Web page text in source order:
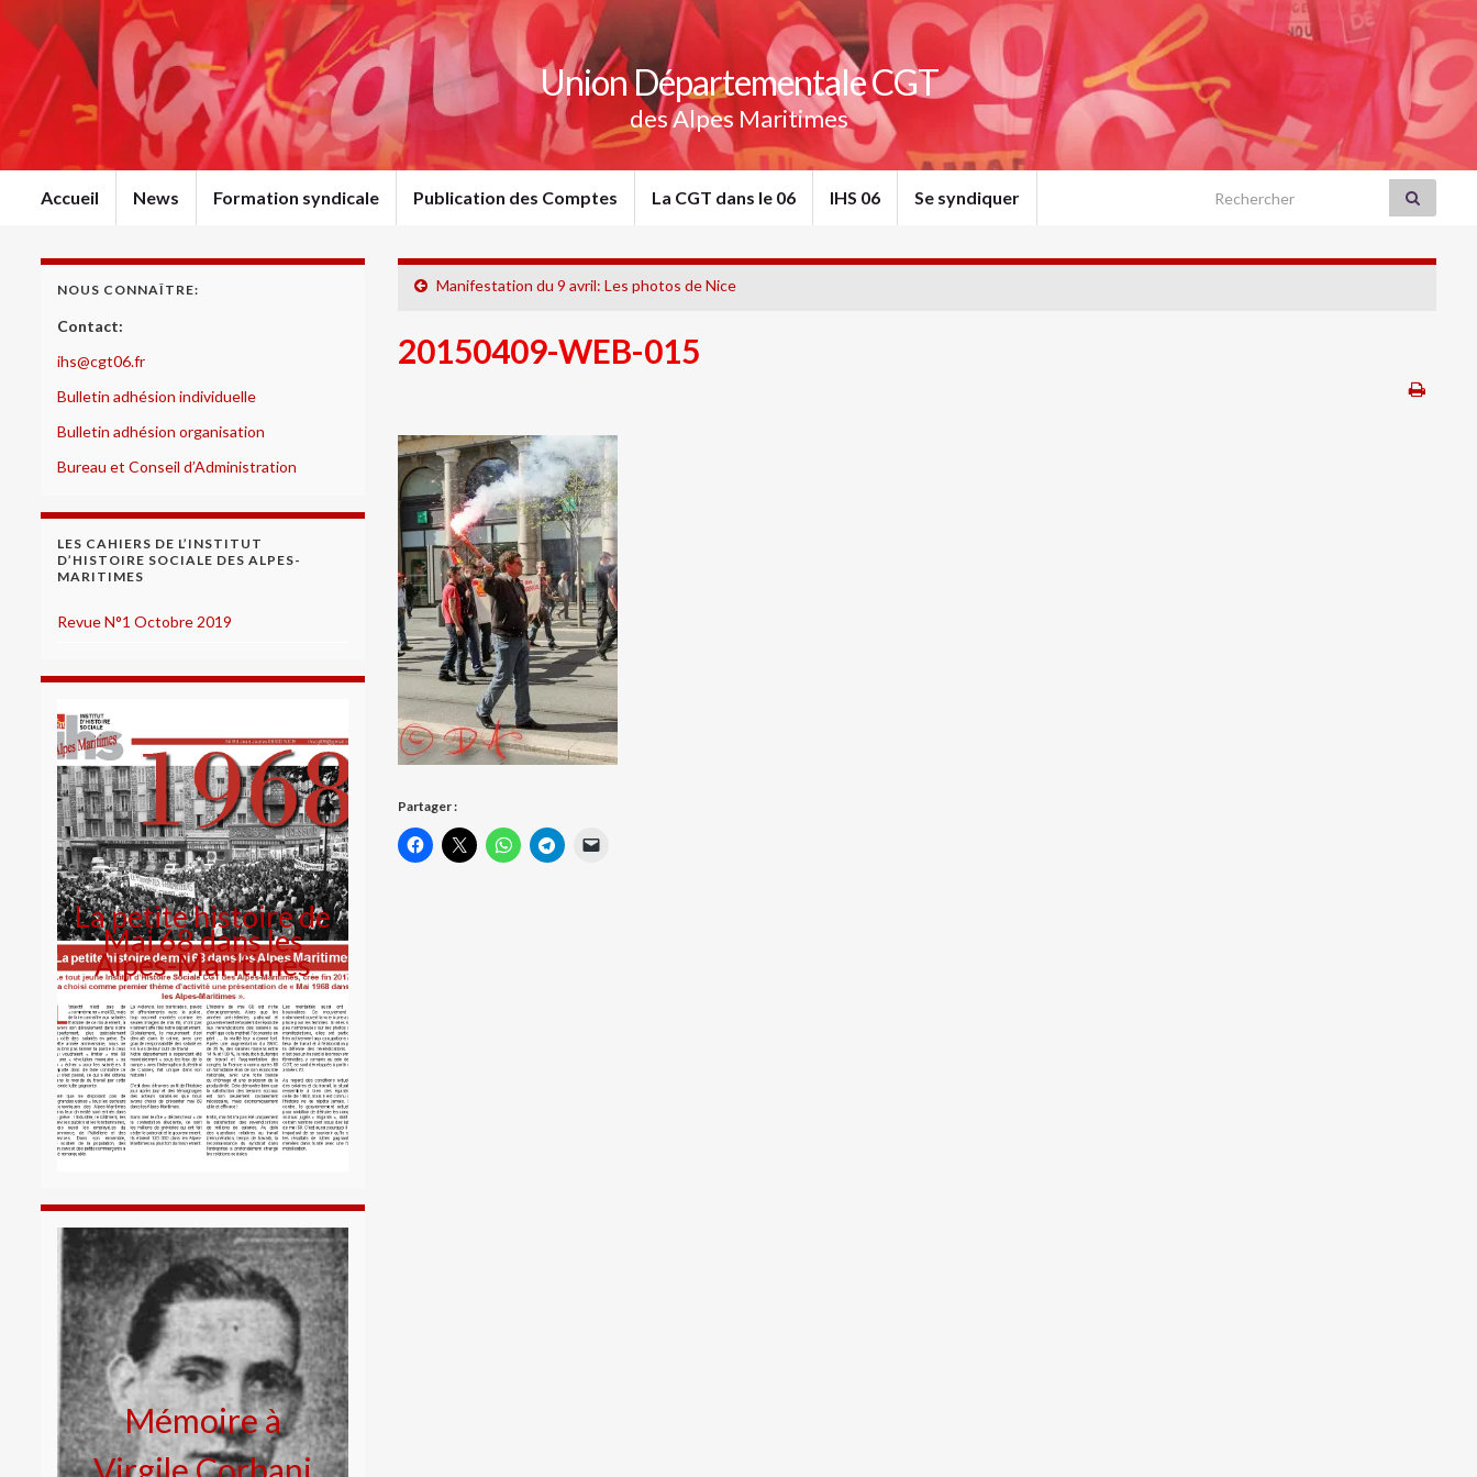
Union Départementale CGT
des Alpes Maritimes
Accueil News Formation syndicale Publication des Comptes La CGT dans le 06 IHS 06 Se syndiquer Search for:
Manifestation du 9 avril: Les photos de Nice
20150409-WEB-015
Partager :
NOUS CONNAÎTRE:
Contact:
ihs@cgt06.fr
Bulletin adhésion individuelle
Bulletin adhésion organisation
Bureau et Conseil d’Administration
LES CAHIERS DE L’INSTITUT
D’HISTOIRE SOCIALE DES ALPES-
MARITIMES
Revue N°1 Octobre 2019
La petite histoire de
Mai 68 dans les
Alpes-Maritimes
Mémoire à
Virgile Corbani